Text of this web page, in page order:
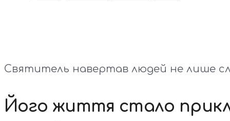
Святитель навертав людей не лише
Його життя стало